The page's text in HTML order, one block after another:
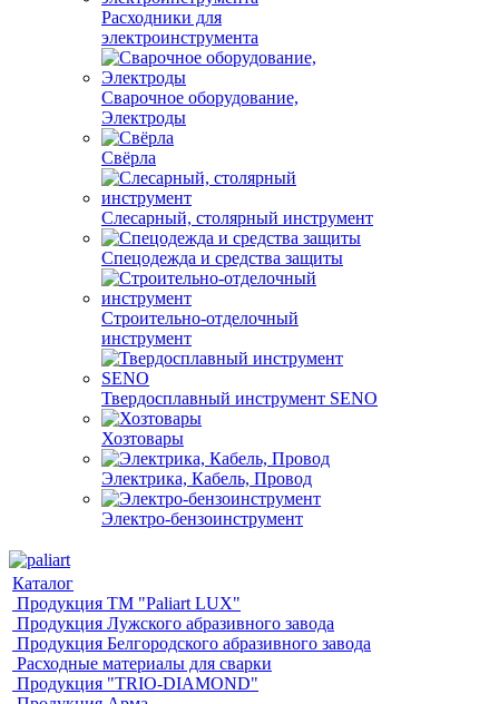
Расходники для
электроинструмента
Сварочное оборудование,
Электроды
Свёрла
Слесарный, столярный инструмент
Спецодежда и средства защиты
Строительно-отделочный
инструмент
Твердосплавный инструмент SENO
Хозтовары
Электрика, Кабель, Провод
Электро-бензоинструмент
Каталог
Продукция ТМ "Paliart LUX"
Продукция Лужского абразивного завода
Продукция Белгородского абразивного завода
Расходные материалы для сварки
Продукция "TRIO-DIAMOND"